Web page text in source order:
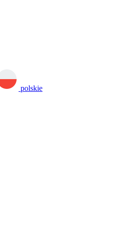
polskie